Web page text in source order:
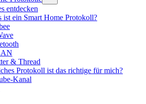
entdecken
ist ein Smart Home Protokoll?
& Thread
Protokoll ist das richtige für mich?
Kanal